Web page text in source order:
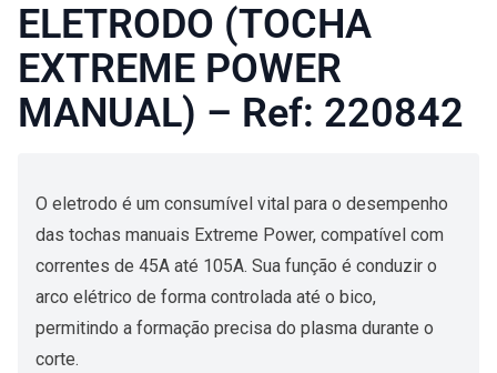
ELETRODO (TOCHA
EXTREME POWER
MANUAL) – Ref: 220842
O eletrodo é um consumível vital para o desempenho
das tochas manuais Extreme Power, compatível com
correntes de 45A até 105A. Sua função é conduzir o
arco elétrico de forma controlada até o bico,
permitindo a formação precisa do plasma durante o
corte.